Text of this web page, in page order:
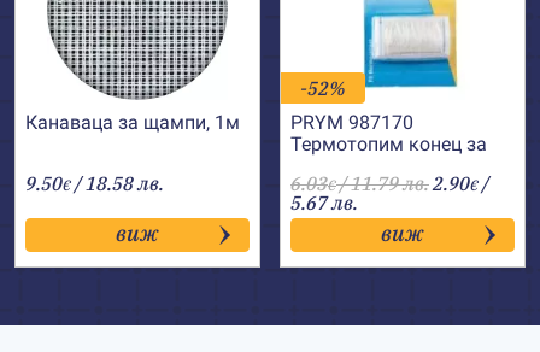
Канаваца за щампи, 1м
9.50€ / 18.58 лв.
виж
-52%
PRYM 987170
Термотопим конец за
6.03€/ 11.79 лв.2.90€ /
5.67 лв.
виж